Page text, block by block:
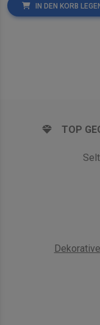
IN DEN KORB
TOP